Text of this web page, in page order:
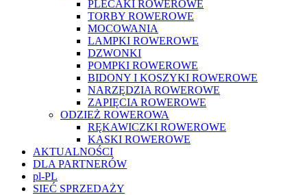
PLECAKI ROWEROWE
TORBY ROWEROWE
MOCOWANIA
LAMPKI ROWEROWE
DZWONKI
POMPKI ROWEROWE
BIDONY I KOSZYKI ROWEROWE
NARZĘDZIA ROWEROWE
ZAPIĘCIA ROWEROWE
ODZIEŻ ROWEROWA
RĘKAWICZKI ROWEROWE
KASKI ROWEROWE
AKTUALNOŚCI
DLA PARTNERÓW
pl-PL
SIEĆ SPRZEDAŻY